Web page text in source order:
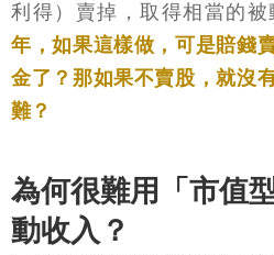
利得）賣掉，取得相當的
年，如果這樣做，可是賠錢
金了？那如果不賣股，就沒
難？
為何很難用「市值
動收入？